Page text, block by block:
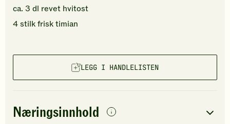
ca. 3 dl revet hvitost
4stilkfrisk timian
LEGG I HANDLELISTEN
Næringsinnhold